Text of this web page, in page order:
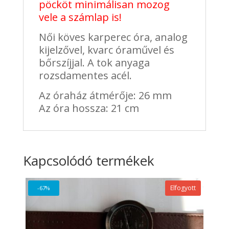
pöcköt minimálisan mozog
vele a számlap is!
Női köves karperec óra, analog
kijelzővel, kvarc óraművel és
bőrszíjjal. A tok anyaga
rozsdamentes acél.
Az óraház átmérője: 26 mm
Az óra hossza: 21 cm
Kapcsolódó termékek
-67% Elfogyott